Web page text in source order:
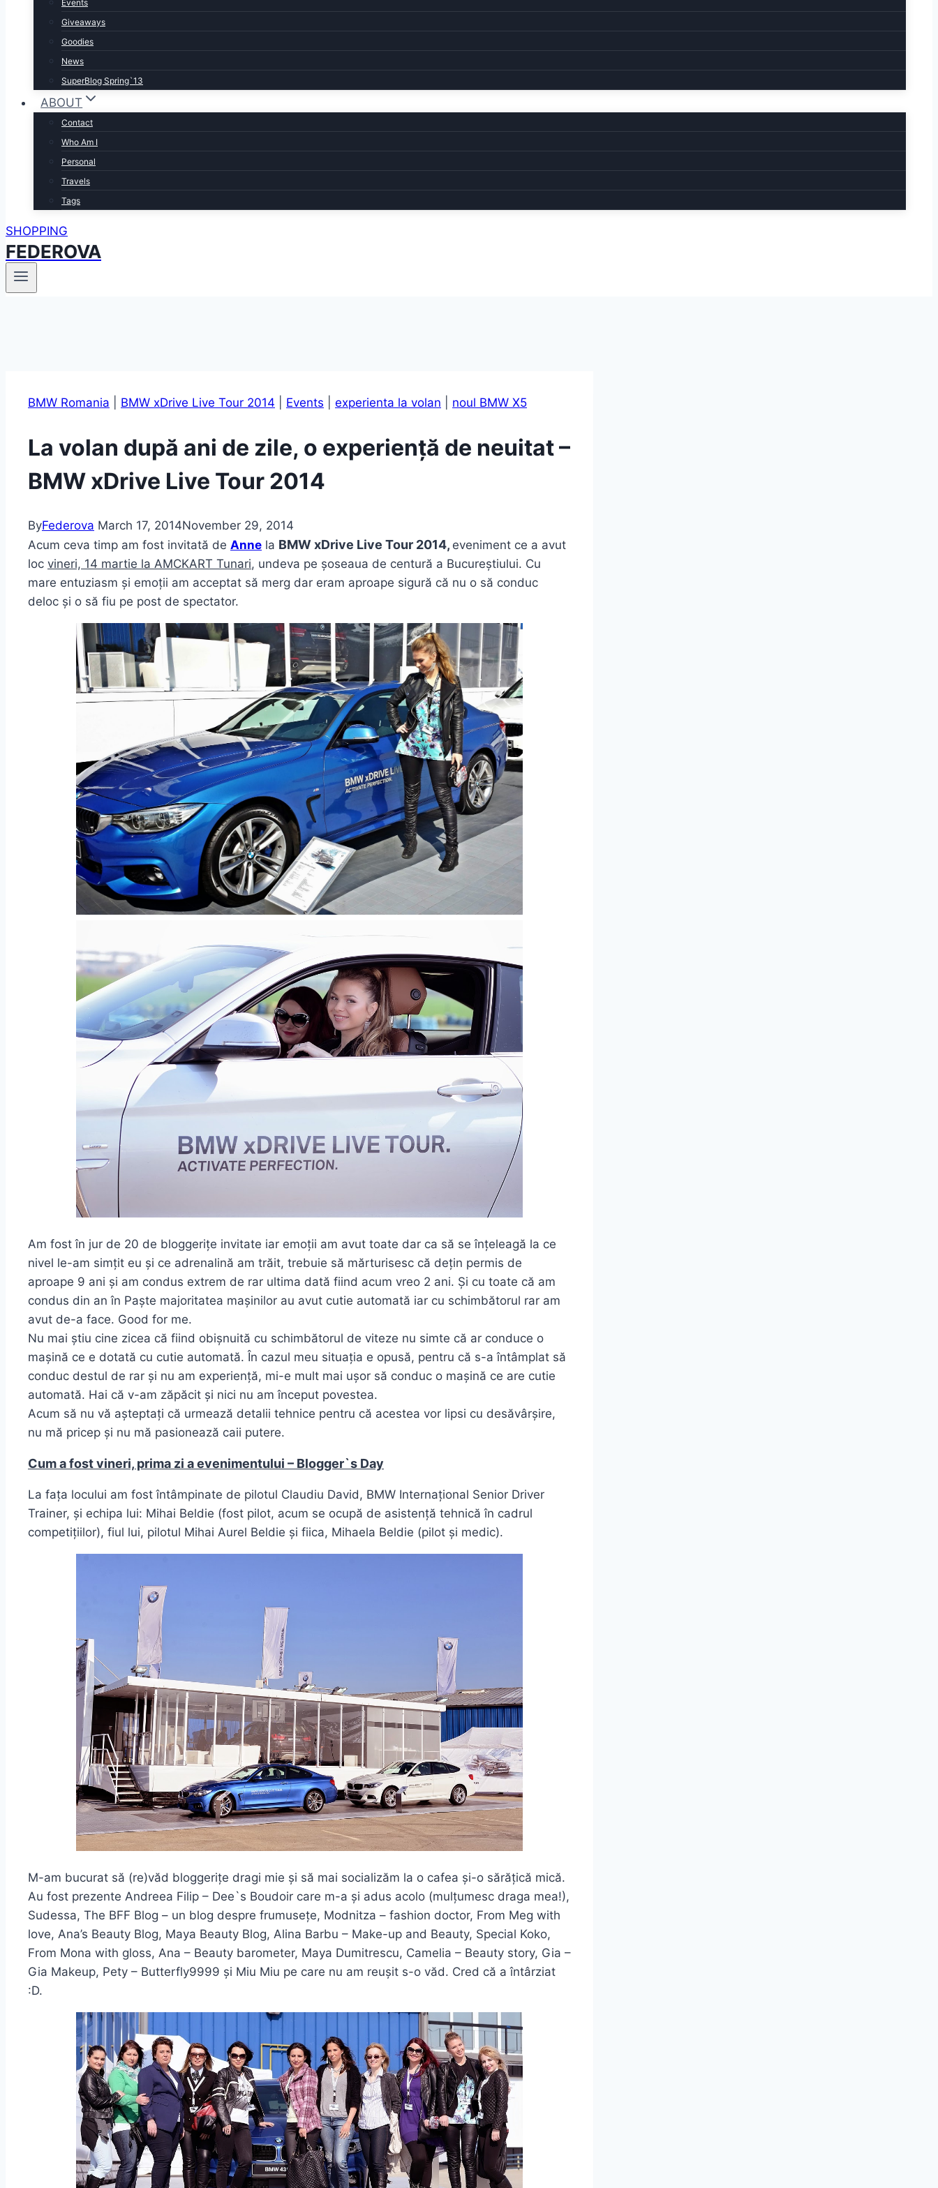
Events
Giveaways
Goodies
News
SuperBlog Spring`13
ABOUT
Contact
Who Am I
Personal
Travels
Tags
SHOPPING
FEDEROVA
BMW Romania BMW xDrive Live Tour 2014 Events experienta la volan noul BMW X5
La volan după ani de zile, o experiență de neuitat –
BMW xDrive Live Tour 2014
ByFederova March 17, 2014November 29, 2014
Acum ceva timp am fost invitată de Anne la BMW xDrive Live Tour 2014, eveniment ce a avut
loc vineri, 14 martie la AMCKART Tunari, undeva pe șoseaua de centură a Bucureștiului. Cu
mare entuziasm și emoții am acceptat să merg dar eram aproape sigură că nu o să conduc
deloc și o să fiu pe post de spectator.
Am fost în jur de 20 de bloggerițe invitate iar emoții am avut toate dar ca să se înțeleagă la ce
nivel le-am simțit eu și ce adrenalină am trăit, trebuie să mărturisesc că dețin permis de
aproape 9 ani și am condus extrem de rar ultima dată fiind acum vreo 2 ani. Și cu toate că am
condus din an în Paște majoritatea mașinilor au avut cutie automată iar cu schimbătorul rar am
avut de-a face. Good for me.
Nu mai știu cine zicea că fiind obișnuită cu schimbătorul de viteze nu simte că ar conduce o
mașină ce e dotată cu cutie automată. În cazul meu situația e opusă, pentru că s-a întâmplat să
conduc destul de rar și nu am experiență, mi-e mult mai ușor să conduc o mașină ce are cutie
automată. Hai că v-am zăpăcit și nici nu am început povestea.
Acum să nu vă așteptați că urmează detalii tehnice pentru că acestea vor lipsi cu desăvârșire,
nu mă pricep și nu mă pasionează caii putere.
Cum a fost vineri, prima zi a evenimentului – Blogger`s Day
La fața locului am fost întâmpinate de pilotul Claudiu David, BMW Internațional Senior Driver
Trainer, și echipa lui: Mihai Beldie (fost pilot, acum se ocupă de asistență tehnică în cadrul
competițiilor), fiul lui, pilotul Mihai Aurel Beldie și fiica, Mihaela Beldie (pilot și medic).
M-am bucurat să (re)văd bloggerițe dragi mie și să mai socializăm la o cafea și-o sărățică mică.
Au fost prezente Andreea Filip – Dee`s Boudoir care m-a și adus acolo (mulțumesc draga mea!),
Sudessa, The BFF Blog – un blog despre frumusețe, Modnitza – fashion doctor, From Meg with
love, Ana’s Beauty Blog, Maya Beauty Blog, Alina Barbu – Make-up and Beauty, Special Koko,
From Mona with gloss, Ana – Beauty barometer, Maya Dumitrescu, Camelia – Beauty story, Gia –
Gia Makeup, Pety – Butterfly9999 și Miu Miu pe care nu am reușit s-o văd. Cred că a întârziat
:D.